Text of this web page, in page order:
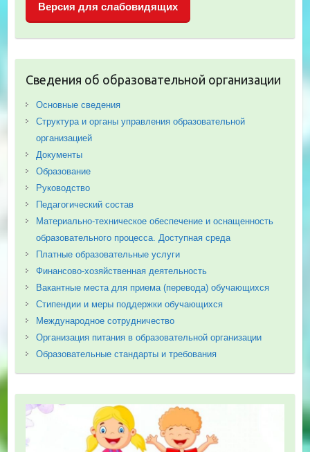
Версия для слабовидящих
Сведения об образовательной организации
Основные сведения
Структура и органы управления образовательной
организацией
Документы
Образование
Руководство
Педагогический состав
Материально-техническое обеспечение и оснащенность
образовательного процесса. Доступная среда
Платные образовательные услуги
Финансово-хозяйственная деятельность
Вакантные места для приема (перевода) обучающихся
Стипендии и меры поддержки обучающихся
Международное сотрудничество
Организация питания в образовательной организации
Образовательные стандарты и требования